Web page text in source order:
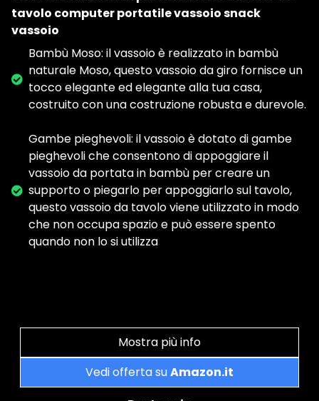
tavolo computer portatile vassoio snack
vassoio
Bambù Moso: il vassoio è realizzato in bambù
naturale Moso, questo vassoio da giro fornisce un
tocco elegante ed elegante alla tua casa,
costruito con una costruzione robusta e durevole.
Gambe pieghevoli: il vassoio è dotato di gambe
pieghevoli che consentono di appoggiare il
vassoio da portata in bambù per creare un
supporto o piegarlo per appoggiarlo sul tavolo,
questo vassoio da tavolo viene utilizzato in modo
che non occupa spazio e può essere spento
quando non lo si utilizza
Mostra più info
Vedi offerta suAmazon.it